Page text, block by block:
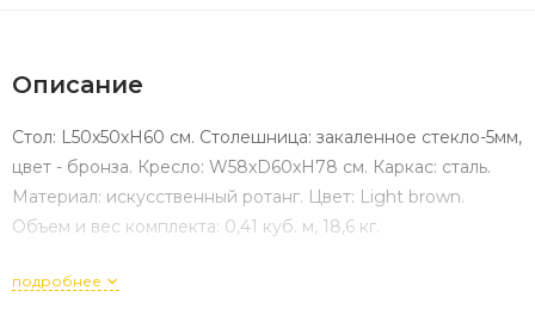
Описание
Стол: L50х50хH60 см. Столешница: закаленное стекло-5мм,
цвет - бронза. Кресло: W58xD60xH78 см. Каркас: сталь.
Материал: искусственный ротанг. Цвет: Light brown.
Объем и вес комплекта: 0,41 куб. м, 18,6 кг.
подробнее